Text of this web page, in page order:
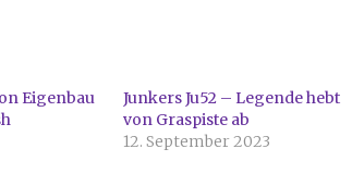
Eigenbau
Junkers Ju52 – Legende hebt
von Graspiste ab
12. September 2023